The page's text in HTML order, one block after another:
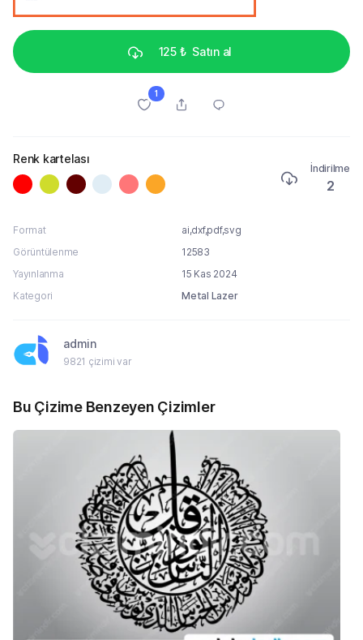
125 ₺ Satın al
1
Renk kartelası
İndirilme
2
Format
ai,dxf,pdf,svg
Görüntülenme
12583
Yayınlanma
15 Kas 2024
Kategori
Metal Lazer
admin
9821 çizimi var
Bu Çizime Benzeyen Çizimler